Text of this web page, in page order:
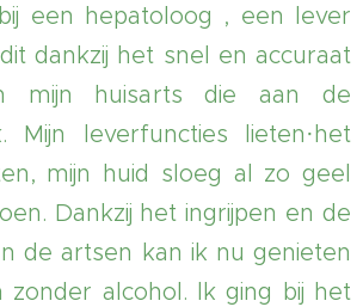
een hepatoloog , een lever
dankzij het snel en accuraat
mijn huisarts die aan de
Mijn leverfuncties lieten·het
mijn huid sloeg al zo geel
Dankzij het ingrijpen en de
de artsen kan ik nu genieten
zonder alcohol. lk ging bij het